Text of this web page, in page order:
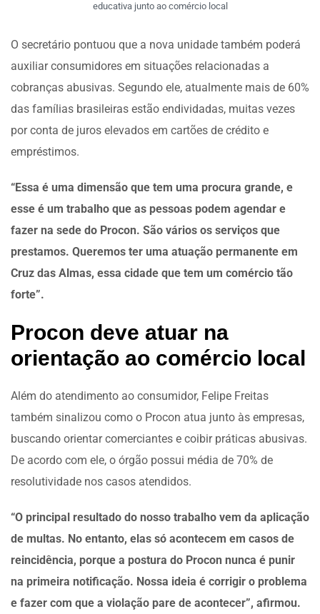
educativa junto ao comércio local
O secretário pontuou que a nova unidade também poderá
auxiliar consumidores em situações relacionadas a
cobranças abusivas. Segundo ele, atualmente mais de 60%
das famílias brasileiras estão endividadas, muitas vezes
por conta de juros elevados em cartões de crédito e
empréstimos.
“Essa é uma dimensão que tem uma procura grande, e
esse é um trabalho que as pessoas podem agendar e
fazer na sede do Procon. São vários os serviços que
prestamos. Queremos ter uma atuação permanente em
Cruz das Almas, essa cidade que tem um comércio tão
forte”.
Procon deve atuar na
orientação ao comércio local
Além do atendimento ao consumidor, Felipe Freitas
também sinalizou como o Procon atua junto às empresas,
buscando orientar comerciantes e coibir práticas abusivas.
De acordo com ele, o órgão possui média de 70% de
resolutividade nos casos atendidos.
“O principal resultado do nosso trabalho vem da aplicação
de multas. No entanto, elas só acontecem em casos de
reincidência, porque a postura do Procon nunca é punir
na primeira notificação. Nossa ideia é corrigir o problema
e fazer com que a violação pare de acontecer”, afirmou.